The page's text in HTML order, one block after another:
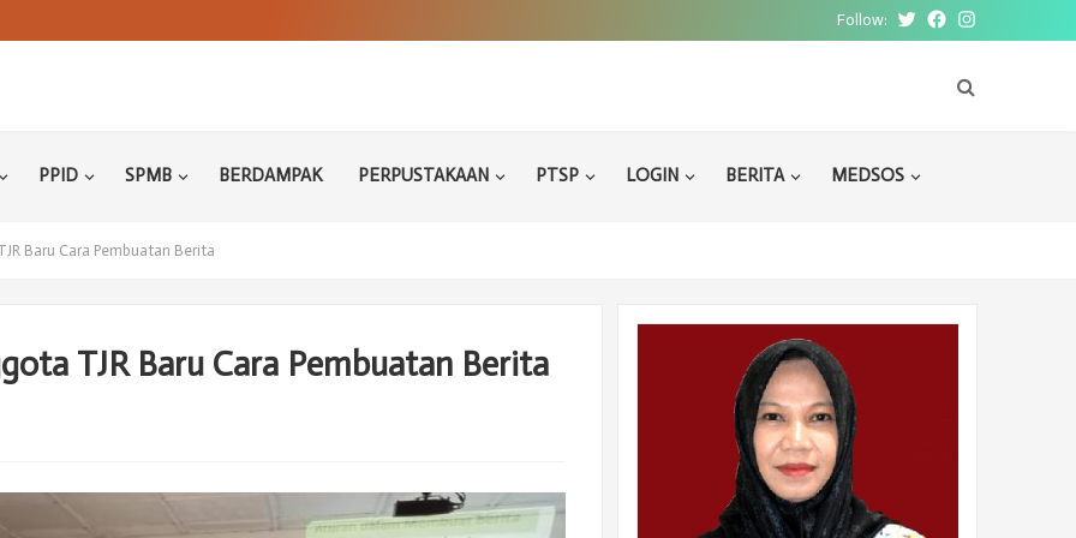
Follow: TwitterFacebookInstagram
PPID SPMB BERDAMPAK PERPUSTAKAAN PTSP LOGIN BERITA MEDSOS
Baru Cara Pembuatan Berita
TJR Baru Cara Pembuatan Berita